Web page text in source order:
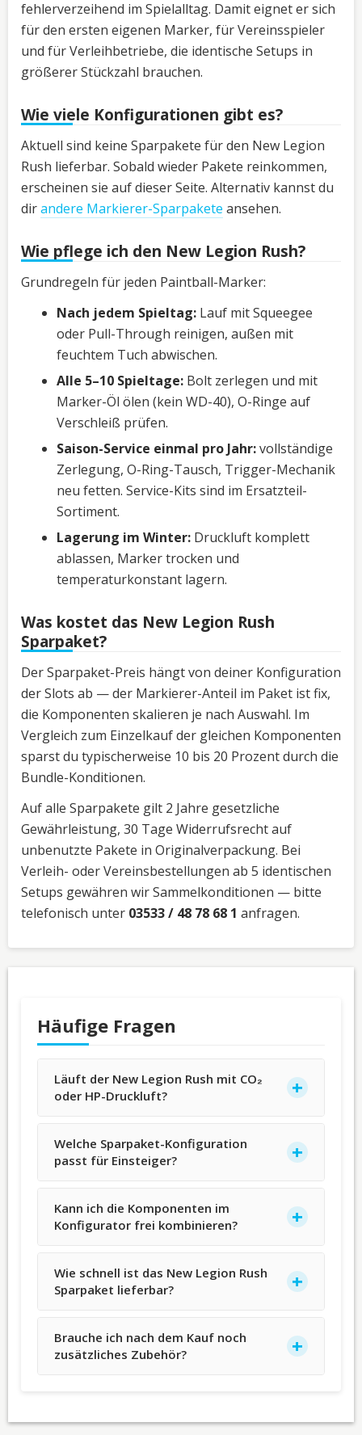
fehlerverzeihend im Spielalltag. Damit eignet er sich
für den ersten eigenen Marker, für Vereinsspieler
und für Verleihbetriebe, die identische Setups in
größerer Stückzahl brauchen.
Wie viele Konfigurationen gibt es?
Aktuell sind keine Sparpakete für den New Legion
Rush lieferbar. Sobald wieder Pakete reinkommen,
erscheinen sie auf dieser Seite. Alternativ kannst du
dirandere Markierer-Sparpakete ansehen.
Wie pflege ich den New Legion Rush?
Grundregeln für jeden Paintball-Marker:
Nach jedem Spieltag: Lauf mit Squeegee
oder Pull-Through reinigen, außen mit
feuchtem Tuch abwischen.
Alle 5–10 Spieltage: Bolt zerlegen und mit
Marker-Öl ölen (kein WD-40), O-Ringe auf
Verschleiß prüfen.
Saison-Service einmal pro Jahr:vollständige
Zerlegung, O-Ring-Tausch, Trigger-Mechanik
neu fetten. Service-Kits sind im Ersatzteil-
Sortiment.
Lagerung im Winter: Druckluft komplett
ablassen, Marker trocken und
temperaturkonstant lagern.
Was kostet das New Legion Rush
Sparpaket?
Der Sparpaket-Preis hängt von deiner Konfiguration
der Slots ab — der Markierer-Anteil im Paket ist fix,
die Komponenten skalieren je nach Auswahl. Im
Vergleich zum Einzelkauf der gleichen Komponenten
sparst du typischerweise 10 bis 20 Prozent durch die
Bundle-Konditionen.
Auf alle Sparpakete gilt 2 Jahre gesetzliche
Gewährleistung, 30 Tage Widerrufsrecht auf
unbenutzte Pakete in Originalverpackung. Bei
Verleih- oder Vereinsbestellungen ab 5 identischen
Setups gewähren wir Sammelkonditionen — bitte
telefonisch unter 03533 / 48 78 68 1 anfragen.
Häufige Fragen
Läuft der New Legion Rush mit CO₂
oder HP-Druckluft?
Welche Sparpaket-Konfiguration
passt für Einsteiger?
Kann ich die Komponenten im
Konfigurator frei kombinieren?
Wie schnell ist das New Legion Rush
Sparpaket lieferbar?
Brauche ich nach dem Kauf noch
zusätzliches Zubehör?